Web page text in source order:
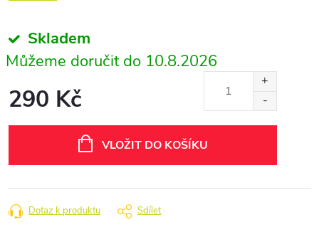
Skladem
10.8.2026
290 Kč
VLOŽIT DO KOŠÍKU
Dotaz k produktu Sdílet